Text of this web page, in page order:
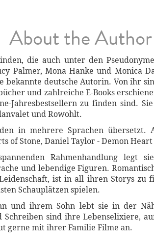
About the Author
die auch unter den
Palmer, Mona Hanke und Monica
bekannte deutsche Autorin. Von ihr
und zahlreiche E-Books
Jahresbestsellern zu finden sind.
und Rowohlt.
in mehrere Sprachen übersetzt.
of Stone, Daniel Taylor - Demon
Rahmenhandlung legt
und lebendige Figuren.
ist in all ihren Storys zu
Schauplätzen spielen.
und ihrem Sohn lebt sie in der
Schreiben sind ihre Lebenselixiere,
gerne mit ihrer Familie Filme an.